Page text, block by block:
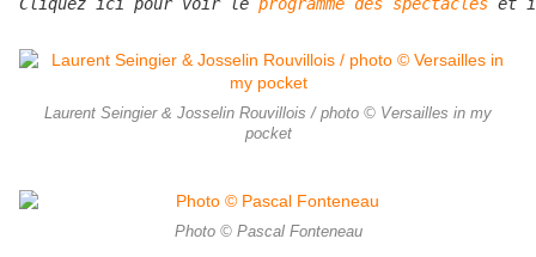
Laurent Seingier & Josselin Rouvillois / photo © Versailles in my
pocket
Photo © Pascal Fonteneau